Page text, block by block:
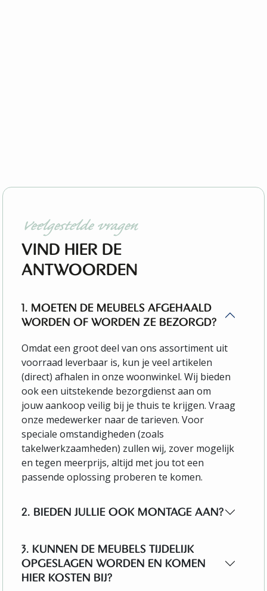
Veelgestelde vragen
VIND HIER DE
ANTWOORDEN
1. MOETEN DE MEUBELS AFGEHAALD
WORDEN OF WORDEN ZE BEZORGD?
Omdat een groot deel van ons assortiment uit
voorraad leverbaar is, kun je veel artikelen
(direct) afhalen in onze woonwinkel. Wij bieden
ook een uitstekende bezorgdienst aan om
jouw aankoop veilig bij je thuis te krijgen. Vraag
onze medewerker naar de tarieven. Voor
speciale omstandigheden (zoals
takelwerkzaamheden) zullen wij, zover mogelijk
en tegen meerprijs, altijd met jou tot een
passende oplossing proberen te komen.
2. BIEDEN JULLIE OOK MONTAGE AAN?
3. KUNNEN DE MEUBELS TIJDELIJK
OPGESLAGEN WORDEN EN KOMEN
HIER KOSTEN BIJ?